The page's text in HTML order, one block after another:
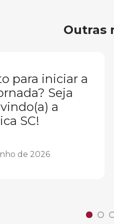
Outras
para iniciar a
Seja
a
SC!
de 2026